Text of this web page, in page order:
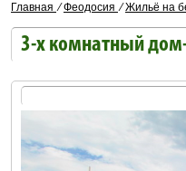
Главная ⁄ Феодосия ⁄ Жильё на
3-х комнатный